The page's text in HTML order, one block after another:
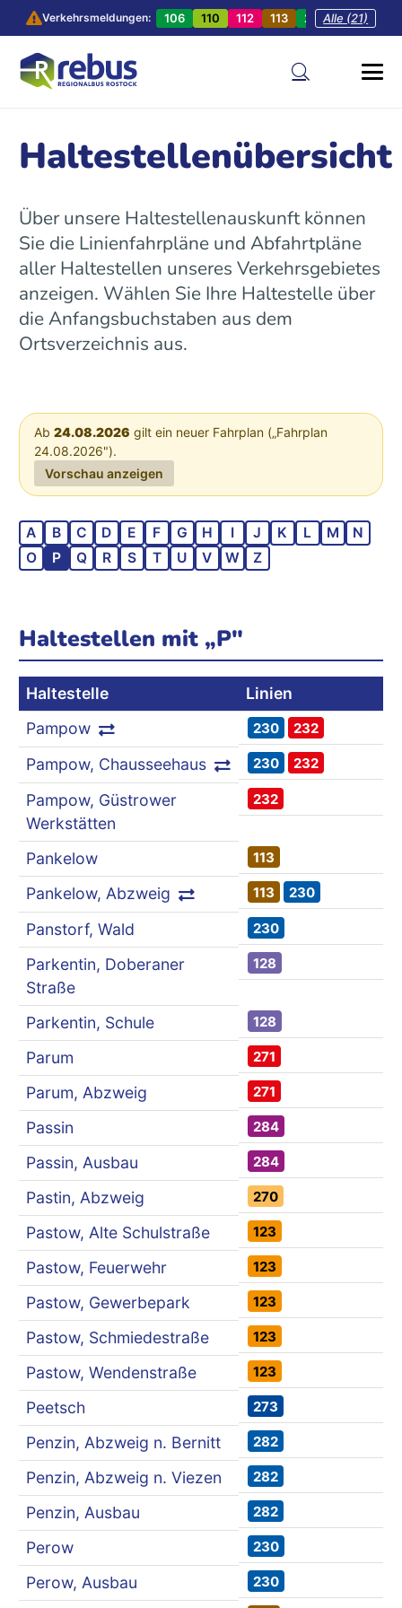
Verkehrsmeldungen: 106 110 112 113 201 202
Alle (21)
Haltestellenübersicht
Über unsere Haltestellenauskunft können
Sie die Linienfahrpläne und Abfahrtpläne
aller Haltestellen unseres Verkehrsgebietes
anzeigen. Wählen Sie Ihre Haltestelle über
die Anfangsbuchstaben aus dem
Ortsverzeichnis aus.
Ab 24.08.2026 gilt ein neuer Fahrplan („Fahrplan
24.08.2026").
Vorschau anzeigen
A B C D E F G H I J K L M
N
O
P Q R S T U V W Z
Haltestellen mit „P"
Haltestelle
Linien
Pampow
230 232
Pampow, Chausseehaus 230 232
Pampow, Güstrower
Werkstätten
232
Pankelow 113
Pankelow, Abzweig 113 230
Panstorf, Wald 230
Parkentin, Doberaner
Straße
128
Parkentin, Schule 128
Parum 271
Parum, Abzweig 271
Passin 284
Passin, Ausbau 284
Pastin, Abzweig 270
Pastow, Alte Schulstraße 123
Pastow, Feuerwehr 123
Pastow, Gewerbepark 123
Pastow, Schmiedestraße 123
Pastow, Wendenstraße 123
Peetsch 273
Penzin, Abzweig n. Bernitt 282
Penzin, Abzweig n. Viezen 282
Penzin, Ausbau 282
Perow 230
Perow, Ausbau 230